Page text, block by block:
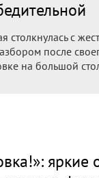
Бузовой в
событие